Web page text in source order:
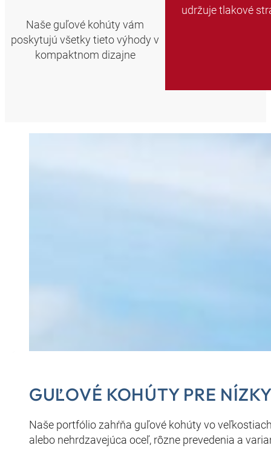
Naše guľové kohúty vám
poskytujú všetky tieto výhody v
kompaktnom dizajne
udržuje tlakové
GUĽOVÉ KOHÚTY PRE
Naše portfólio zahŕňa guľové kohúty vo
alebo nehrdzavejúca oceľ, rôzne prevedenia a